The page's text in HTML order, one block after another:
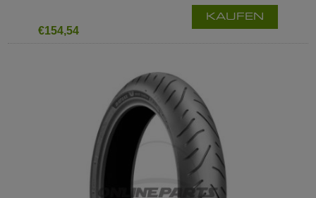
€154,54
KAUFEN